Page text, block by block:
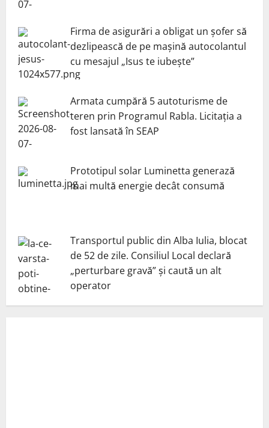
Firma de asigurări a obligat un șofer să
dezlipească de pe mașină autocolantul
cu mesajul „Isus te iubește”
Armata cumpără 5 autoturisme de
teren prin Programul Rabla. Licitația a
fost lansată în SEAP
Prototipul solar Luminetta generază
mai multă energie decât consumă
Transportul public din Alba Iulia, blocat
de 52 de zile. Consiliul Local declară
„perturbare gravă” și caută un alt
operator